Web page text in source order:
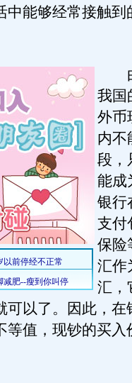
中能够经常接触到
由
我国
外币
内不
段，
能成
银行
支付
保险
汇作
汇，
可以了。因此，在
等值，现钞的买入